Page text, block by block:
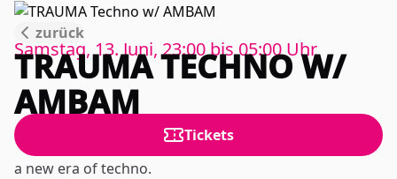
EVENTS
EVENTLOCATION
zurück
Samstag, 13. Juni, 23:00bis05:00Uhr
TRAUMA TECHNO W/
AMBAM
Tickets
a new era of techno.